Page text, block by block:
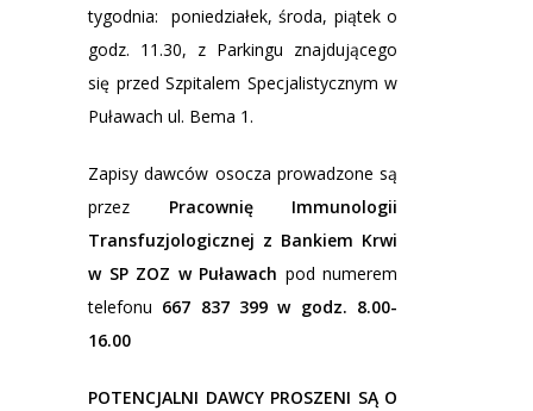
tygodnia: poniedziałek, środa, piątek o
godz. 11.30, z Parkingu znajdującego
się przed Szpitalem Specjalistycznym w
Puławach ul. Bema 1.
Zapisy dawców osocza prowadzone są
przez Pracownię Immunologii
Transfuzjologicznej z Bankiem Krwi
w SP ZOZ w Puławach pod numerem
telefonu 667 837 399 w godz. 8.00-
16.00
POTENCJALNI DAWCY PROSZENI SĄ O